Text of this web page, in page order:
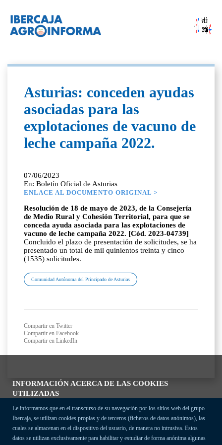
INFORMACIÓN ACERCA DE LAS COOKIES
UTILIZADAS
Le informamos que en el transcurso de su navegación por los sitios web del grupo
Ibercaja, se utilizan cookies propias y de terceros (ficheros de datos anónimos), las
cuales se almacenan en el dispositivo del usuario, de manera no intrusiva. Estos
datos se utilizan exclusivamente para habilitar y estudiar de forma anónima algunas
Asturias: conceden ayudas
asociadas para las
explotaciones de vacuno de
leche campaña 2022.
07/06/2023
En: Boletín Oficial de Asturias
ENLACE AL DOCUMENTO ORIGINAL >
Resolución de 18 de mayo de 2023, de la Consejería
de Medio Rural y Cohesión Territorial, para que se
conceda ayuda asociada para las explotaciones de
vacuno de leche campaña 2022. [Cód. 2023-04739]
Concluido el plazo de presentación de solicitudes, se ha
presentado un total de mil quinientos treinta y cinco
(1535) solicitudes.
Comunidad Autónoma del Principado de Asturias
Compartir en Twitter
Compartir en Facebook
Compartir en LinkedIn